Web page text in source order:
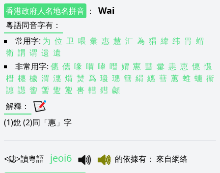
香港政府人名地名拼音 ： Wai
粵語同音字有 ：
常用字: 为 位 卫 喂 彙 惠 慧 汇 為 猬 緯 纬 胃 蝟
衛 謂 谓 遗 遺
非常用字: 僡 儶 喙 喟 喡 嘒 媦 寭 彗 彚 恚 恵 憓 懳
槥 橞 檅 渭 潓 煟 熭 爲 璏 璤 篲 緭 繐 蔧 蕙 蜼 蟪 衞
譓 譿 讆 讏 躗 躛 軎 轊 鏏 顪
解釋 ：
(1)銳 (2)同「惠」字
<鏸>讀粵語 jeoi6 的依據有 ： 來自網絡